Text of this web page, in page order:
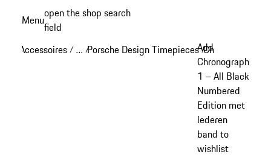
hoofdinhoud
Menuopen the shop search
field
Accessoires / …
Reveal collapsed breadcrumb items
/Porsche Design Timepieces/Chronograph 1
Add
Chronograph
1 – All Black
Numbered
Edition met
lederen
band to
wishlist